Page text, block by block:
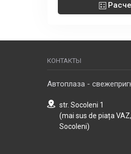
КОНТАКТЫ
Автоплаза -
str. Socoleni 1
(mai sus de piața
Socoleni)